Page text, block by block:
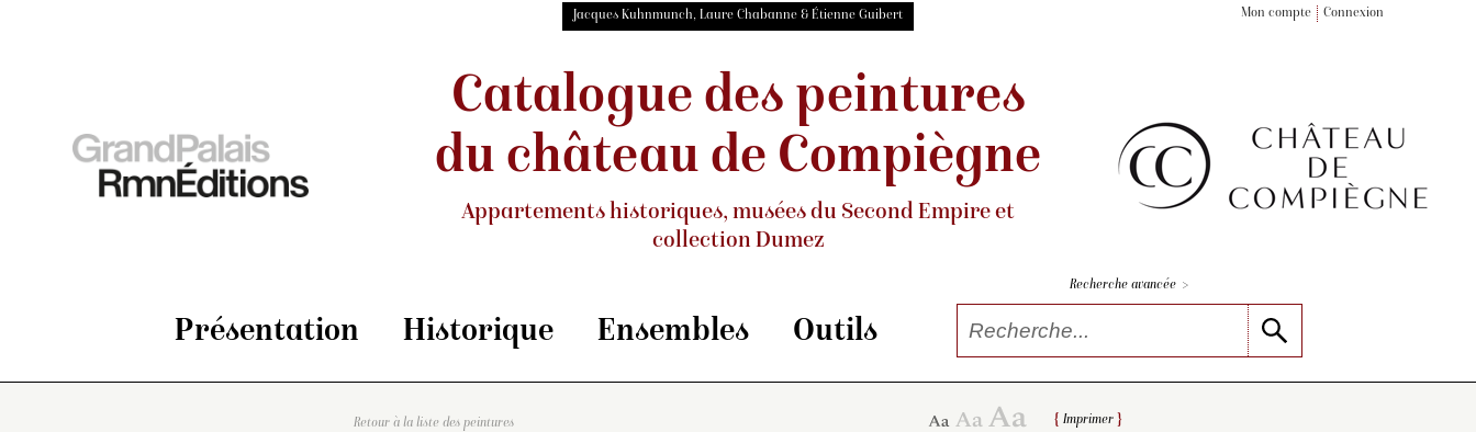
Jacques Kuhnmunch, Laure Chabanne & Étienne Guibert Mon compte Connexion
Catalogue des peintures
du château de Compiègne
Appartements historiques, muséesdu Second Empire et
collection Dumez
Présentation Historique Ensembles Outils
Recherche avancée >
Retour à la liste des peintures Imprimer